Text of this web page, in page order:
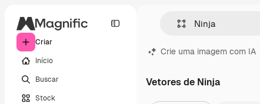
Criar
Início
Buscar
Stock
Crie uma imagem com IA
Vetores de Ninja